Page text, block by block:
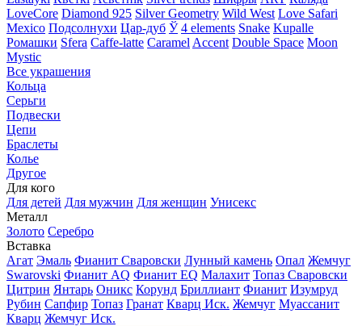
LoveCore Diamond 925 Silver Geometry Wild West Love Safari
Mexico Подсолнухи Цар-дуб Ў 4 elements Snake Kupalle
Ромашки Sfera Caffe-latte Caramel Accent Double Space Moon
Mystic
Все украшения
Кольца
Серьги
Подвески
Цепи
Браслеты
Колье
Другое
Для кого
Для детей Для мужчин Для женщин Унисекс
Металл
Золото Серебро
Вставка
Агат Эмаль Фианит Сваровски Лунный камень Опал Жемчуг
Swarovski Фианит AQ Фианит EQ Малахит Топаз Сваровски
Цитрин Янтарь Оникс Корунд Бриллиант Фианит Изумруд
Рубин Сапфир Топаз Гранат Кварц Иск. Жемчуг Муассанит
Кварц Жемчуг Иск.